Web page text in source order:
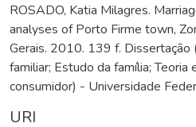
ROSADO, Katia Milagres.
analyses of Porto Firme town,
Gerais. 2010. 139 f. Dissertação
familiar; Estudo da família; Teoria
consumidor) - Universidade
URI